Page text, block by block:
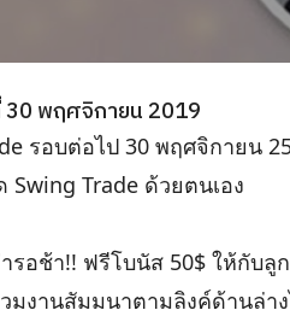
30 พฤศจิกายน 2019
รอบต่อไป 30 พฤศจิกายน
Swing Trade ด้วยตนเอง
รอช้า!! ฟรีโบนัส 50$ ให้กับลู
มงานสัมมนาตามลิงค์ด้านล่า